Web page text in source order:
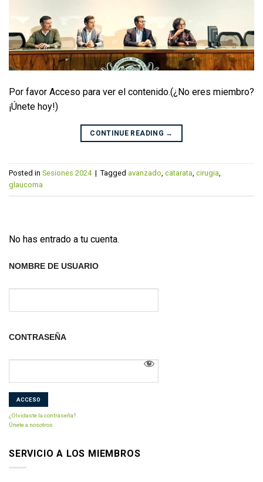
Por favor Acceso para ver el contenido.(¿No eres miembro?
¡Únete hoy!)
CONTINUE READING →
Posted in Sesiones 2024 | Tagged avanzado, catarata, cirugia,
glaucoma
No has entrado a tu cuenta.
NOMBRE DE USUARIO
CONTRASEÑA
¿Olvidaste la contraseña?
Únete a nosotros
SERVICIO A LOS MIEMBROS